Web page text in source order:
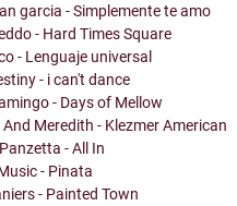
garcia - Simplemente te amo
- Hard Times Square
- Lenguaje universal
- i can't dance
- Days of Mellow
Meredith - Klezmer American
- All In
- Pinata
- Painted Town